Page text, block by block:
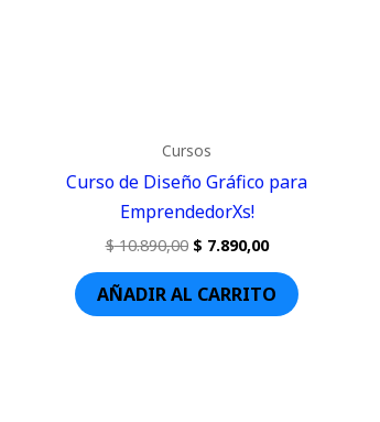
Cursos
Curso de Diseño Gráfico para
EmprendedorXs!
$10.890,00 $ 7.890,00
AÑADIR AL CARRITO